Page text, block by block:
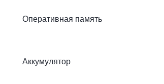
Оперативная память
Аккумулятор